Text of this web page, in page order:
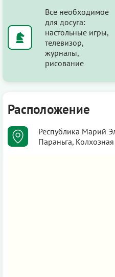
Все необходимое
для досуга:
настольные игры,
телевизор,
журналы,
рисование
Расположение
Республика Марий
Параньга,